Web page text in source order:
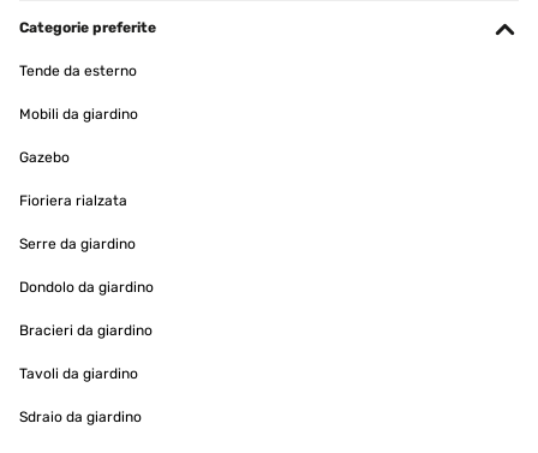
pratique et de très bonne qualité en plus l'avantage avec ce parasol
en début de nuit il s'éclaire et je trouve cela hyper pratique et très
accendono le luci. Prodotto veramente bello e funzionale e
vanno bene anche per mangiare al buio dove non arriva
l’illuminazione di casa. Io l’ho messo in terrazzo dove in estate
alimentato alla grande inoltre ha diverse inclinazioni e questo mi
base in quanto è stato posizionato al centro del tavolo ma ho visto
Categorie preferite
Tende da esterno
Mobili da giardino
Gazebo
Fioriera rialzata
Serre da giardino
Dondolo da giardino
Bracieri da giardino
Tavoli da giardino
Sdraio da giardino